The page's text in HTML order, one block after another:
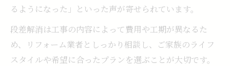
るようになった」といった声が寄せられています。
段差解消は工事の内容によって費用や工期が異なるた
め、リフォーム業者としっかり相談し、ご家族のライフ
スタイルや希望に合ったプランを選ぶことが大切です。